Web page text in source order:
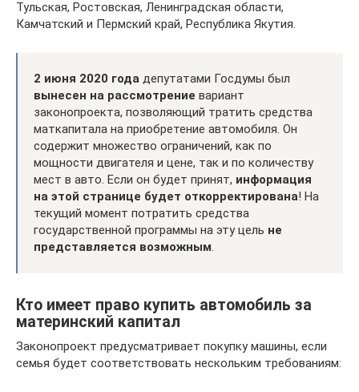
Тульская, Ростовская, Ленинградская области,
Камчатский и Пермский край, Республика Якутия.
2 июня 2020 года депутатами Госдумы был
вынесен на рассмотрение вариант
законопроекта, позволяющий тратить средства
маткапитала на приобретение автомобиля. Он
содержит множество ограничений, как по
мощности двигателя и цене, так и по количеству
мест в авто. Если он будет принят, информация
на этой странице будет откорректирована! На
текущий момент потратить средства
государственной программы на эту цель не
представляется возможным.
Кто имеет право купить автомобиль за
материнский капитал
Законопроект предусматривает покупку машины, если
семья будет соответствовать нескольким требованиям: